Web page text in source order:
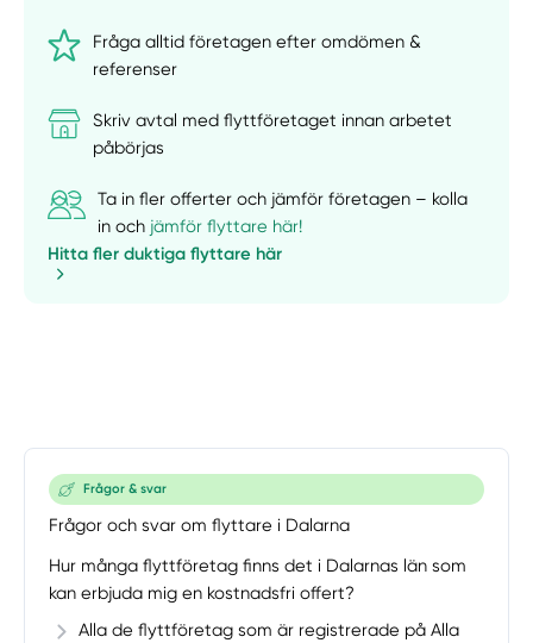
Fråga alltid företagen efter omdömen &
referenser
Skriv avtal med flyttföretaget innan arbetet
påbörjas
Ta in fler offerter och jämför företagen – kolla
in och jämför flyttare här!
Hitta fler duktiga flyttare här
Frågor & svar
Frågor och svar om flyttare i Dalarna
Hur många flyttföretag finns det i Dalarnas län som
kan erbjuda mig en kostnadsfri offert?
Alla de flyttföretag som är registrerade på Alla